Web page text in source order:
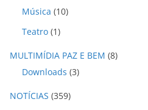
Música (10)
Teatro (1)
MULTIMÍDIA PAZ E BEM (8)
Downloads (3)
NOTÍCIAS (359)